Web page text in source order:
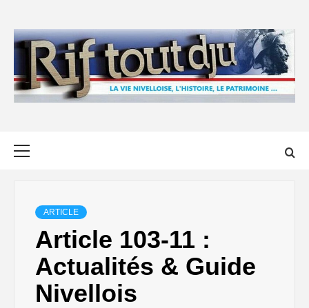
content
ARTICLE
Article 103-11 :
Actualités & Guide
Nivellois